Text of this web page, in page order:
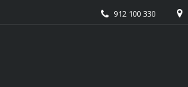
912 100 330